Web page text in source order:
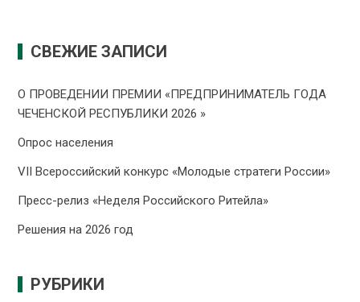
СВЕЖИЕ ЗАПИСИ
О ПРОВЕДЕНИИ ПРЕMИИ «ПРЕДПРИНИМАТЕЛЬ ГОДА
ЧЕЧЕНСКОЙ РЕСПУБЛИКИ 2026 »
Опрос населения
VII Всероссийский конкурс «Молодые стратеги России»
Пресс-релиз «Неделя Российского Ритейла»
Решения на 2026 год
РУБРИКИ